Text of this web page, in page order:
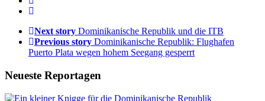
Next story Dominikanische Republik und die ITB
Previous story Dominikanische Republik: Flughafen
Puerto Plata wegen hohem Seegang gesperrt
Neueste Reportagen